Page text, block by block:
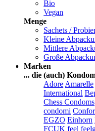
Bio
Vegan
Menge
Sachets /
Kleine
Mittlere
Große
Marken
... die (auch)
Adore Amarelle
International
Chess Condoms
condomi
EGZO Einhorn
FCUK feel